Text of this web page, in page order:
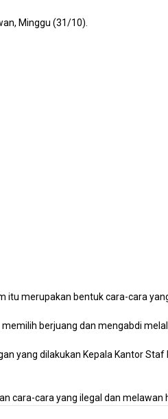
Minggu (31/10).
itu merupakan bentuk cara-cara
berjuang dan mengabdi
yang dilakukan Kepala Kantor
cara-cara yang ilegal dan melawan